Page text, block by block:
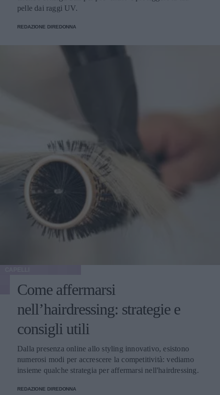
pelle dai raggi UV.
REDAZIONE DIREDONNA
Come affermarsi
nell’hairdressing: strategie e
consigli utili
Dalla presenza online allo styling innovativo, esistono
numerosi modi per accrescere la competitività: vediamo
insieme qualche strategia per affermarsi nell'hairdressing.
REDAZIONE DIREDONNA